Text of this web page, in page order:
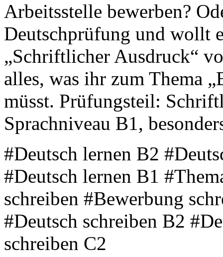
Arbeitsstelle bewerben?
Deutschprüfung und wollt
„Schriftlicher Ausdruck“
alles, was ihr zum Thema
müsst. Prüfungsteil:
Sprachniveau B1,
#Deutsch lernen B2
#Deutsch lernen B1
schreiben #Bewerbung
#Deutsch schreiben B2
schreiben C2